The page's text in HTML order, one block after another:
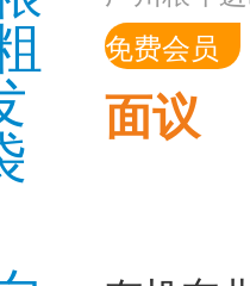
免费会员
面议